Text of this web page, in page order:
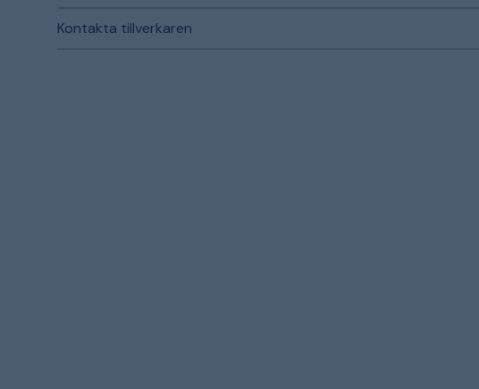
Kontakta tillverkaren